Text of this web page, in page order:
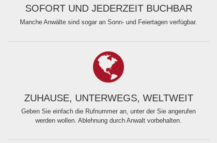
SOFORT UND JEDERZEIT BUCHBAR
Manche Anwälte sind sogar an Sonn- und Feiertagen verfügbar.
ZUHAUSE, UNTERWEGS, WELTWEIT
Geben Sie einfach die Rufnummer an, unter der Sie angerufen
werden wollen. Ablehnung durch Anwalt vorbehalten.